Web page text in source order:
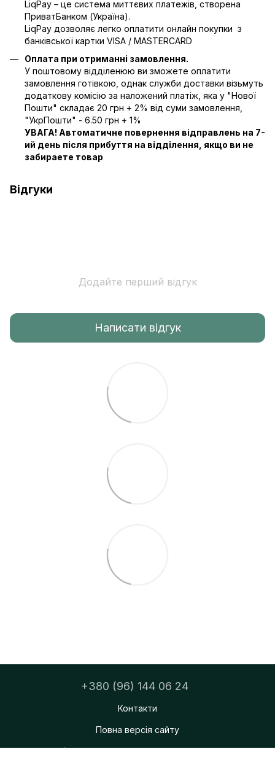
LiqPay – це система миттєвих платежів, створена
ПриватБанком (Україна).
LiqPay дозволяє легко оплатити онлайн покупки з
банківської картки VISA / MASTERCARD
Оплата при отриманні замовлення.
У поштовому відділенюю ви зможете оплатити
замовлення готівкою, однак служби доставки візьмуть
додаткову комісію за наложений платіж, яка у "Нової
Пошти" складає 20 грн + 2% від суми замовлення,
"УкрПошти" - 6.50 грн + 1%
УВАГА! Автоматичне повернення відправлень на 7-
ий день після прибуття на відділення, якщо ви не
забираете товар
Відгуки
Додайте перший відгук
Написати відгук
+380 (96) 144 06 24
Контакти
Повна версія сайту
ФОП Тацюк Дмитро Мирославович